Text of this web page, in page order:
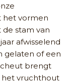
het vormen
de stam van
afwisselend
gelaten of een
brengt
het vruchthout